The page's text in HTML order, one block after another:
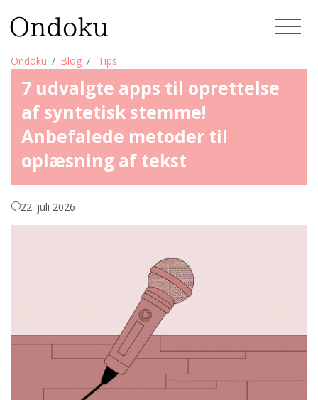
Ondoku Blog Tips
7 udvalgte apps til oprettelse
af syntetisk stemme!
Anbefalede metoder til
oplæsning af tekst
22. juli 2026